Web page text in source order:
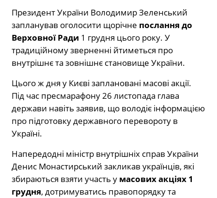
Президент України Володимир Зеленський
запланував оголосити щорічне послання до
Верховної Ради 1 грудня цього року. У
традиційному зверненні йтиметься про
внутрішнє та зовнішнє становище України.
Цього ж дня у Києві заплановані масові акції.
Під час пресмарафону 26 листопада глава
держави навіть заявив, що володіє інформацією
про підготовку державного перевороту в
Україні.
Напередодні міністр внутрішніх справ України
Денис Монастирський закликав українців, які
збираються взяти участь у масових акціях 1
грудня, дотримуватись правопорядку та